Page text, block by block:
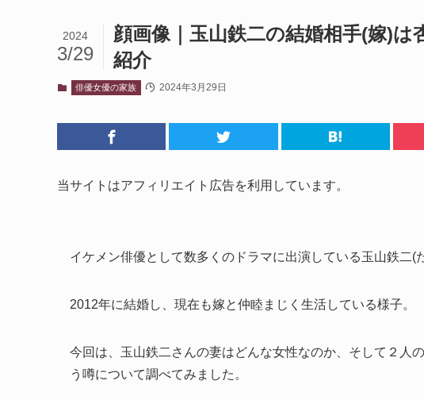
顔画像｜玉山鉄二の結婚相手(嫁)
紹介
2024
3/29
俳優女優の家族 2024年3月29日
当サイトはアフィリエイト広告を利用しています。
イケメン俳優として数多くのドラマに出演している玉山鉄二(
2012年に結婚し、現在も嫁と仲睦まじく生活している様子。
今回は、玉山鉄二さんの妻はどんな女性なのか、そして２人
う噂について調べてみました。